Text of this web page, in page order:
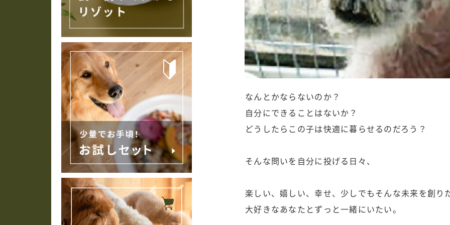
なんとかならないのか？
自分にできることはないか？
どうしたらこの子は快適に暮らせるのだろう？
そんな問いを自分に投げる日々、
楽しい、嬉しい、幸せ、少しでもそんな未来を創り
大好きなあなたとずっと一緒にいたい。